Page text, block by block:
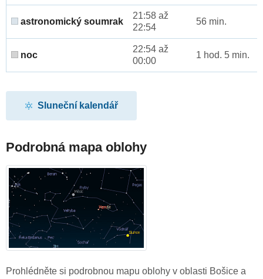
astronomický soumrak
21:58 až
22:54
56 min.
noc
22:54 až
00:00
1 hod. 5 min.
Sluneční kalendář
Podrobná mapa oblohy
Prohlédněte si podrobnou mapu oblohy v oblasti Bošice a